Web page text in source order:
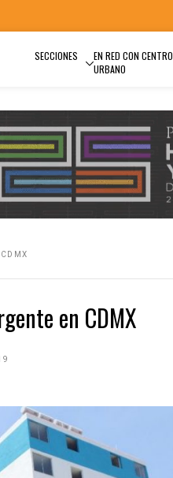
SECCIONES
EN RED CON CENTRO
URBANO
en CDMX